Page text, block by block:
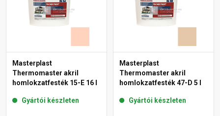
Masterplast
Thermomaster akril
homlokzatfesték 15-E 16 l
Gyártói készleten
Masterplast
Thermomaster akril
homlokzatfesték 47-D 5 l
Gyártói készleten